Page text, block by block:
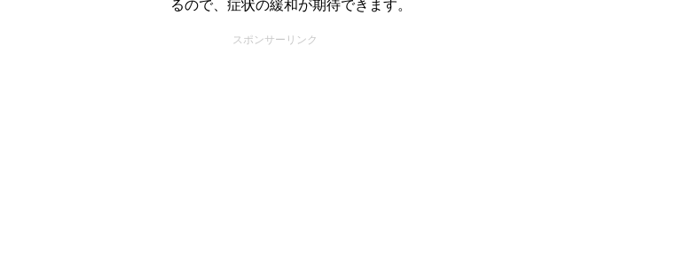
るので、症状の緩和が期待できます。
スポンサーリンク